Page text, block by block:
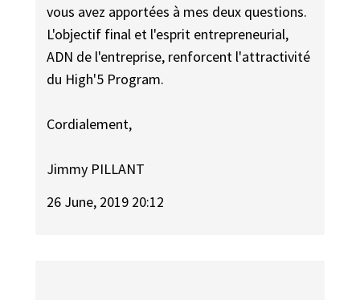
vous avez apportées à mes deux questions.
L'objectif final et l'esprit entrepreneurial,
ADN de l'entreprise, renforcent l'attractivité
du High'5 Program.
Cordialement,
Jimmy PILLANT
26 June, 2019 20:12